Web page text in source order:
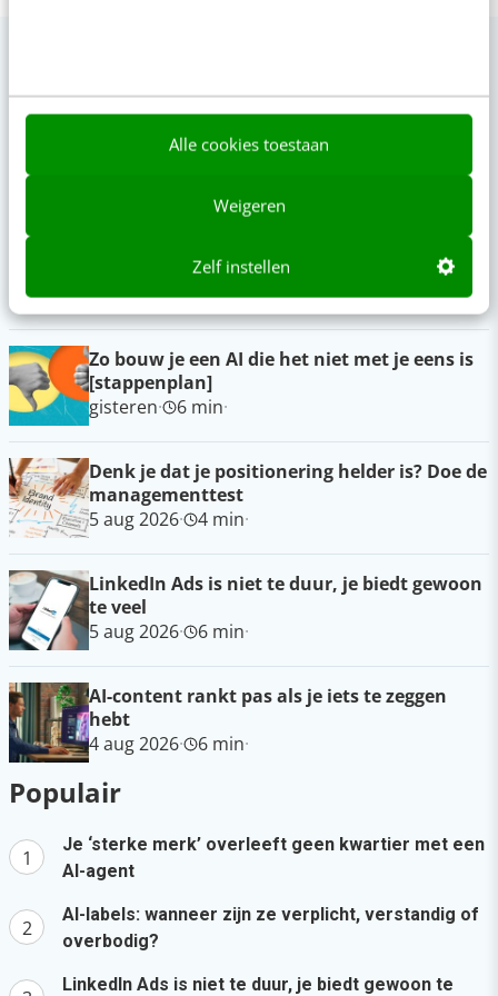
Alle cookies toestaan
Weigeren
Zelf instellen
Actueel
“Bedrijven die stevig staan in hun waarden
komen deze geopolitieke storm het beste
door” [podcast]
gisteren· 3 min·
Zo bouw je een AI die het niet met je eens is
[stappenplan]
gisteren· 6 min·
Denk je dat je positionering helder is? Doe de
managementtest
5 aug 2026· 4 min·
LinkedIn Ads is niet te duur, je biedt gewoon
te veel
5 aug 2026· 6 min·
AI-content rankt pas als je iets te zeggen
hebt
4 aug 2026· 6 min·
Populair
Je ‘sterke merk’ overleeft geen kwartier met een
AI-agent
AI-labels: wanneer zijn ze verplicht, verstandig of
overbodig?
LinkedIn Ads is niet te duur, je biedt gewoon te